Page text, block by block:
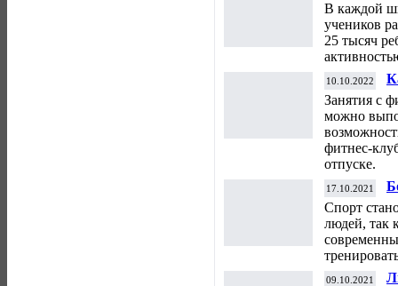
В каждой
учеников
25 тысяч
10.10.2022
Занятия с
можно
фитнес-
отпуске.
17.10.2021
Спорт
людей, так
09.10.2021